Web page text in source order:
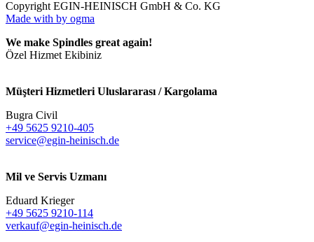
Copyright EGIN-HEINISCH GmbH & Co. KG
Made with by ogma
We make Spindles great again!
Özel Hizmet Ekibiniz
Müşteri Hizmetleri Uluslararası / Kargolama
Bugra Civil
+49 5625 9210-405
service@egin-heinisch.de
Mil ve Servis Uzmanı
Eduard Krieger
+49 5625 9210-114
verkauf@egin-heinisch.de